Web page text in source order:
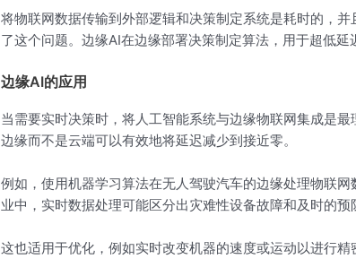
将物联网数据传输到外部逻辑和决策制定系统是耗时的，
了这个问题。边缘AI在边缘部署决策制定算法，用于超低延
边缘AI的应用
当需要实时决策时，将人工智能系统与边缘物联网集成是
边缘而不是云端可以有效地将延迟减少到接近零。
例如，使用机器学习算法在无人驾驶汽车的边缘处理物联
业中，实时数据处理可能区分出灾难性设备故障和及时的预
这也适用于优化，例如实时改变机器的速度或运动以进行